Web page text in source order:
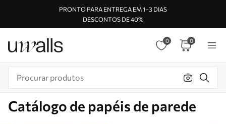
PRONTO PARA ENTREGA EM 1–3 DIAS
DESCONTOS DE 40%
0 0
Catálogo de papéis de parede